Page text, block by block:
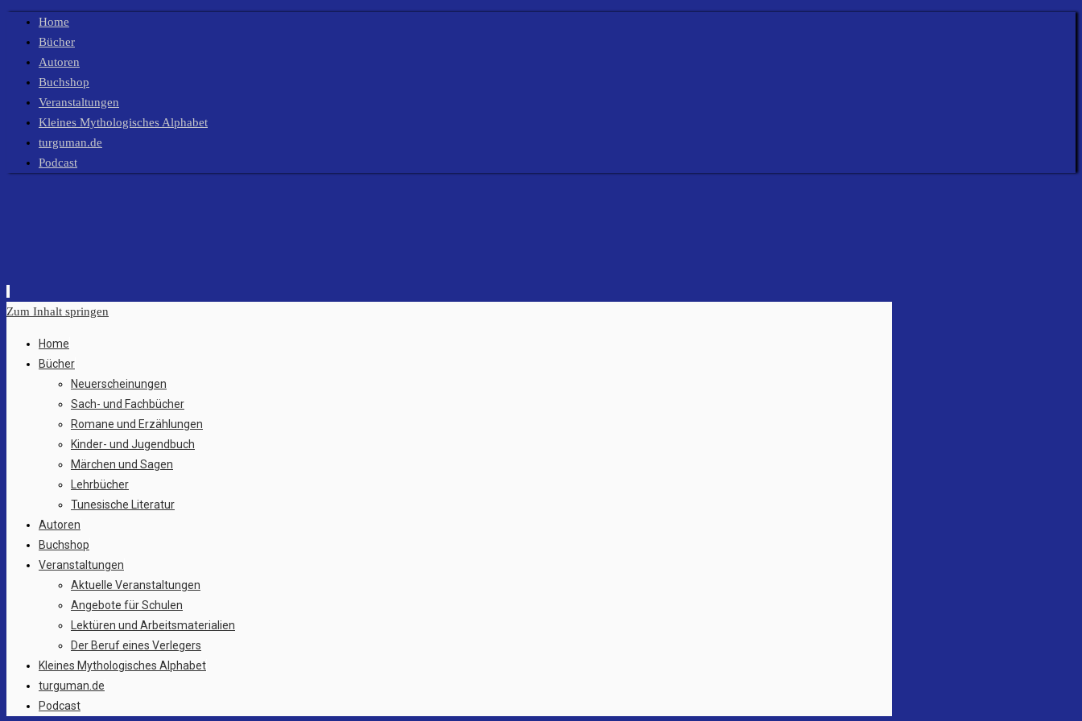
Home
Bücher
Autoren
Buchshop
Veranstaltungen
Kleines Mythologisches Alphabet
turguman.de
Podcast
Zum Inhalt springen
Home
Bücher
Neuerscheinungen
Sach- und Fachbücher
Romane und Erzählungen
Kinder- und Jugendbuch
Märchen und Sagen
Lehrbücher
Tunesische Literatur
Autoren
Buchshop
Veranstaltungen
Aktuelle Veranstaltungen
Angebote für Schulen
Lektüren und Arbeitsmaterialien
Der Beruf eines Verlegers
Kleines Mythologisches Alphabet
turguman.de
Podcast